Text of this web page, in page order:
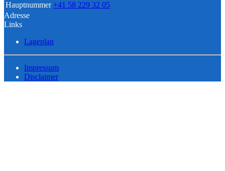
Hauptnummer +41 58 229 32 05
Adresse
Links
Lageplan
Impressum
Disclaimer